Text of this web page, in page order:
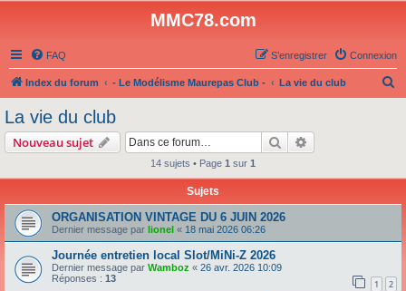
MMC78.com
FAQ Connexion
S’enregistrer
Index du forum - Le Modélisme Maurepas Club - La vie du club
r
La vie du club
Nouveau sujet Rechercher
14 sujets • Page 1 sur 1
Sujets
ORGANISATION VINTAGE DU 6 JUIN 2026
Dernier message par lionel « 18 mai 2026 06:26
Journée entretien local Slot/MiNi-Z 2026
Dernier message par Wamboz « 26 avr. 2026 10:09
Réponses : 13 1 2